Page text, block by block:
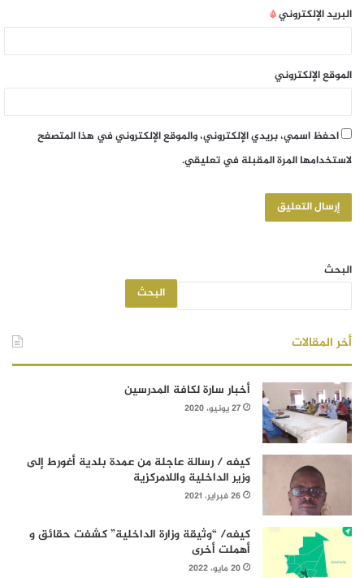
البريد الإلكتروني*
الموقع الإلكتروني
احفظ اسمي، بريدي الإلكتروني، والموقع الإلكتروني في هذا المتصفح
لاستخدامها المرة المقبلة في تعليقي.
البحث
البحث
أخر المقالات
أخبار سارة لكافة المدرسين
27 يونيو، 2020
كيفه / رسالة عاجلة من عمدة بلدية أغورط إلى
وزير الداخلية واللامركزية
26 فبراير، 2021
كيفه/ “وثيقة وزارة الداخلية” كشفت حقائق و
أهملت أخرى
20 مايو، 2022